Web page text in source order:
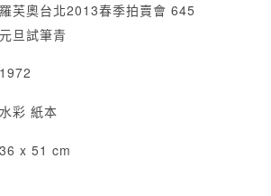
羅芙奧台北2013春季拍賣會 645
元旦試筆青
1972
水彩 紙本
36 x 51 cm